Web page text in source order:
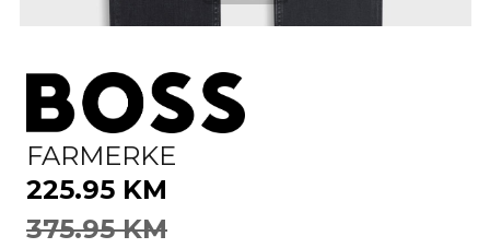
FARMERKE
225.95 KM
375.95 KM